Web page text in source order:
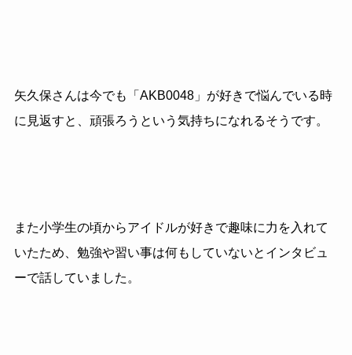
矢久保さんは今でも「AKB0048」が好きで悩んでいる時
に見返すと、頑張ろうという気持ちになれるそうです。
また小学生の頃からアイドルが好きで趣味に力を入れて
いたため、勉強や習い事は何もしていないとインタビュ
ーで話していました。